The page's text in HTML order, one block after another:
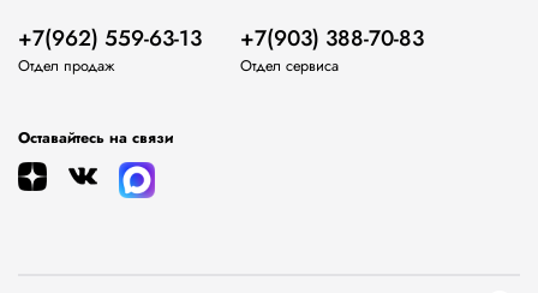
+7(962) 559-63-13
Отдел продаж
+7(903) 388-70-83
Отдел сервиса
Оставайтесь на связи